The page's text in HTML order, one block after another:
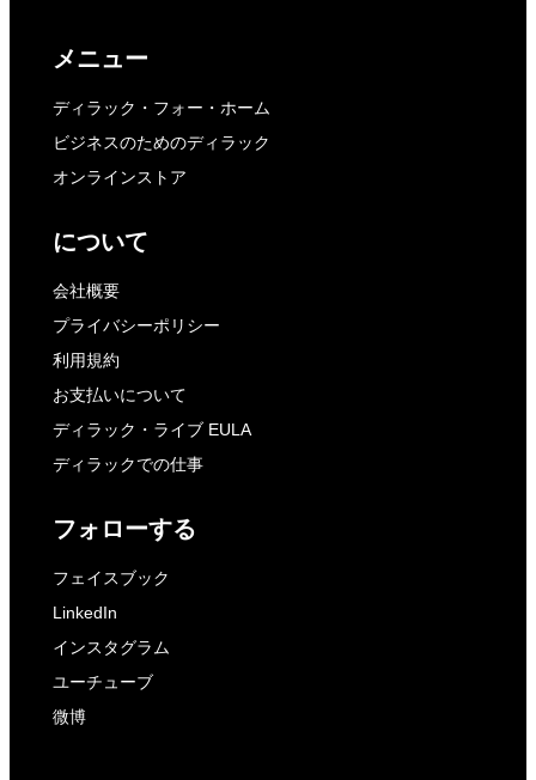
メニュー
ディラック・フォー・ホーム
ビジネスのためのディラック
オンラインストア
について
会社概要
プライバシーポリシー
利用規約
お支払いについて
ディラック・ライブ EULA
ディラックでの仕事
フォローする
フェイスブック
LinkedIn
インスタグラム
ユーチューブ
微博